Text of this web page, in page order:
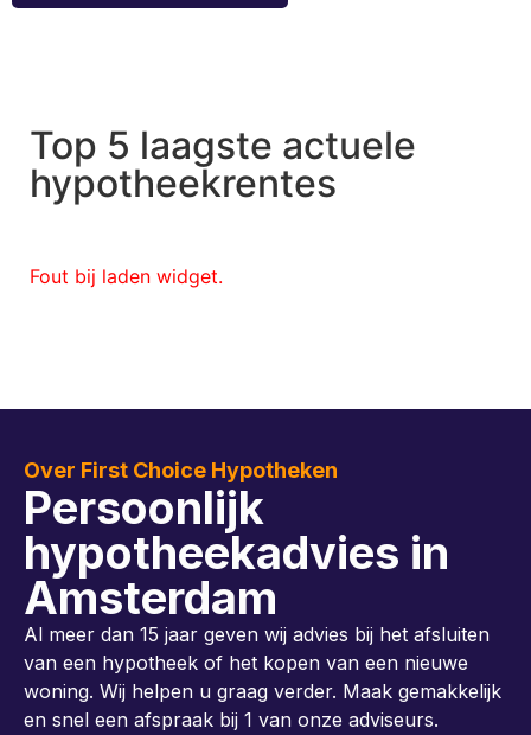
Top 5 laagste actuele
hypotheekrentes
Fout bij laden widget.
Over First Choice Hypotheken
Persoonlijk
hypotheekadvies in
Amsterdam
Al meer dan 15 jaar geven wij advies bij het afsluiten
van een hypotheek of het kopen van een nieuwe
woning. Wij helpen u graag verder. Maak gemakkelijk
en snel een afspraak bij 1 van onze adviseurs.